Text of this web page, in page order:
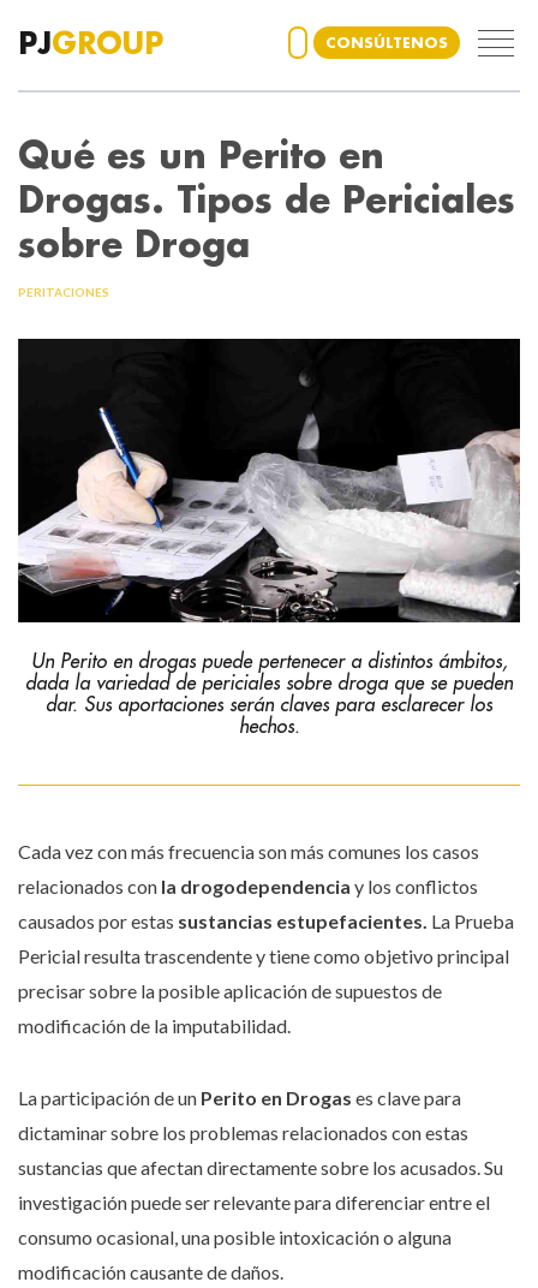
PJGROUP CONSÚLTENOS
Qué es un Perito en
Drogas. Tipos de Periciales
sobre Droga
PERITACIONES
Un Perito en drogas puede pertenecer a distintos ámbitos,
dada la variedad de periciales sobre droga que se pueden
dar. Sus aportaciones serán claves para esclarecer los
hechos.
Cada vez con más frecuencia son más comunes los casos
relacionados con la drogodependencia y los conflictos
causados por estas sustancias estupefacientes. La Prueba
Pericial resulta trascendente y tiene como objetivo principal
precisar sobre la posible aplicación de supuestos de
modificación de la imputabilidad.
La participación de un Perito en Drogas es clave para
dictaminar sobre los problemas relacionados con estas
sustancias que afectan directamente sobre los acusados. Su
investigación puede ser relevante para diferenciar entre el
consumo ocasional, una posible intoxicación o alguna
modificación causante de daños.